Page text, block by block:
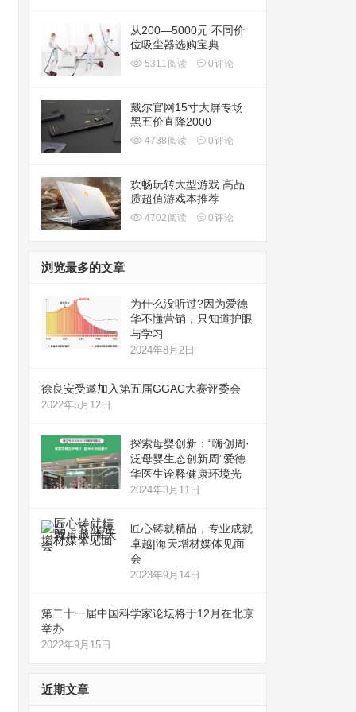
从200—5000元 不同价
位吸尘器选购宝典
5311 阅读 0评论
戴尔官网15寸大屏专场
黑五价直降2000
4738 阅读 0评论
欢畅玩转大型游戏 高品
质超值游戏本推荐
4702 阅读 0评论
浏览最多的文章
为什么没听过?因为爱德
华不懂营销，只知道护眼
与学习
2024年8月2日
徐良安受邀加入第五届GGAC大赛评委会
2022年5月12日
探索母婴创新：“嗨创周·
泛母婴生态创新周”爱德
华医生诠释健康环境光
2024年3月11日
匠心铸就精品，专业成就
卓越|海天增材媒体见面
会
2023年9月14日
第二十一届中国科学家论坛将于12月在北京
举办
2022年9月15日
近期文章